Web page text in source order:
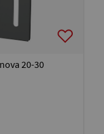
20-30